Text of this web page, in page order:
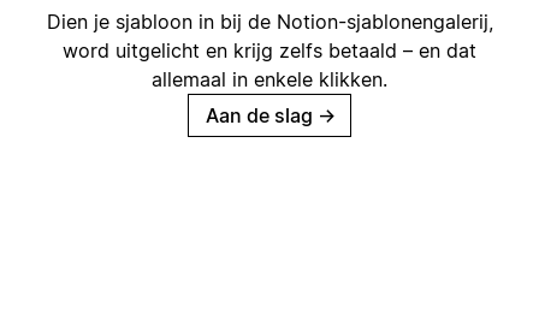
Dien je sjabloon in bij de Notion-sjablonengalerij,
word uitgelicht en krijg zelfs betaald – en dat
allemaal in enkele klikken.
Aan de slag →